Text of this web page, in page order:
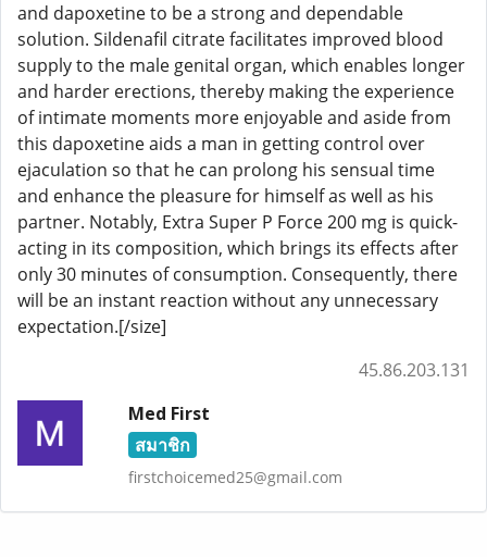
and dapoxetine to be a strong and dependable
solution. Sildenafil citrate facilitates improved blood
supply to the male genital organ, which enables longer
and harder erections, thereby making the experience
of intimate moments more enjoyable and aside from
this dapoxetine aids a man in getting control over
ejaculation so that he can prolong his sensual time
and enhance the pleasure for himself as well as his
partner. Notably, Extra Super P Force 200 mg is quick-
acting in its composition, which brings its effects after
only 30 minutes of consumption. Consequently, there
will be an instant reaction without any unnecessary
expectation.[/size]
45.86.203.131
Med First
สมาชิก
firstchoicemed25@gmail.com